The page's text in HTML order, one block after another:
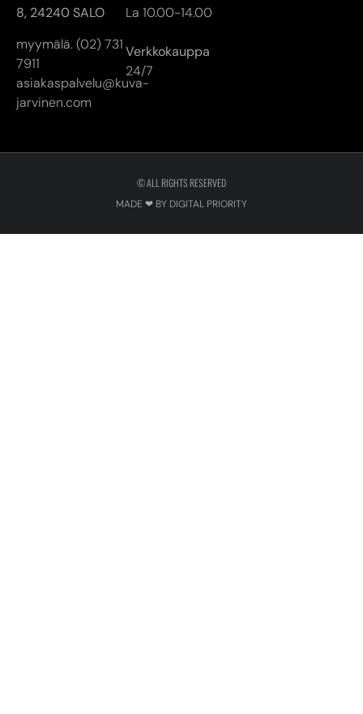
8, 24240 SALO
myymälä. (02) 731
7911
asiakaspalvelu@kuva-
jarvinen.com
La 10.00-14.00
Verkkokauppa
24/7
© ALL RIGHTS RESERVED
MADE ❤ BY DIGITAL PRIORITY